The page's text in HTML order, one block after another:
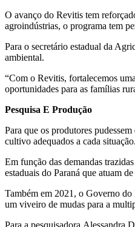
O avanço do Revitis tem
agroindústrias, o programa tem
Para o secretário estadual da
ambiental.
“Com o Revitis, fortalecemos
oportunidades para as famílias
Pesquisa E Produção
Para que os produtores
cultivo adequados a cada
Em função das demandas
estaduais do Paraná que atuam
Também em 2021, o Governo
um viveiro de mudas para a
Para a pesquisadora Alessandra